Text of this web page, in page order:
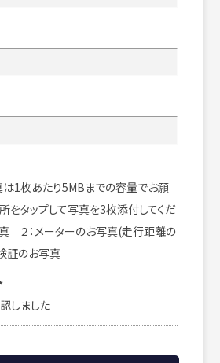
1枚あたり5MBまでの容量でお願
をタップして写真を3枚添付してくだ
２：メーターのお写真(走行距離の
証のお写真
しました